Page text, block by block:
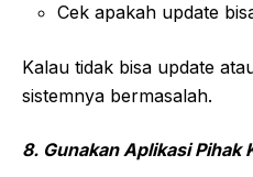
Cek apakah update
Kalau tidak bisa update
sistemnya bermasalah.
8. Gunakan Aplikasi Pihak